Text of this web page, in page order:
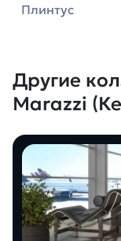
Плинтус
Другие
Marazzi